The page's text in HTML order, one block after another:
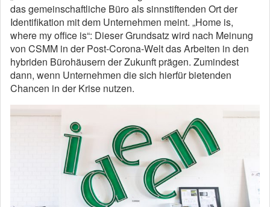
das gemeinschaftliche Büro als sinnstiftenden Ort der
Identifikation mit dem Unternehmen meint. „Home is,
where my office is“: Dieser Grundsatz wird nach Meinung
von CSMM in der Post-Corona-Welt das Arbeiten in den
hybriden Bürohäusern der Zukunft prägen. Zumindest
dann, wenn Unternehmen die sich hierfür bietenden
Chancen in der Krise nutzen.